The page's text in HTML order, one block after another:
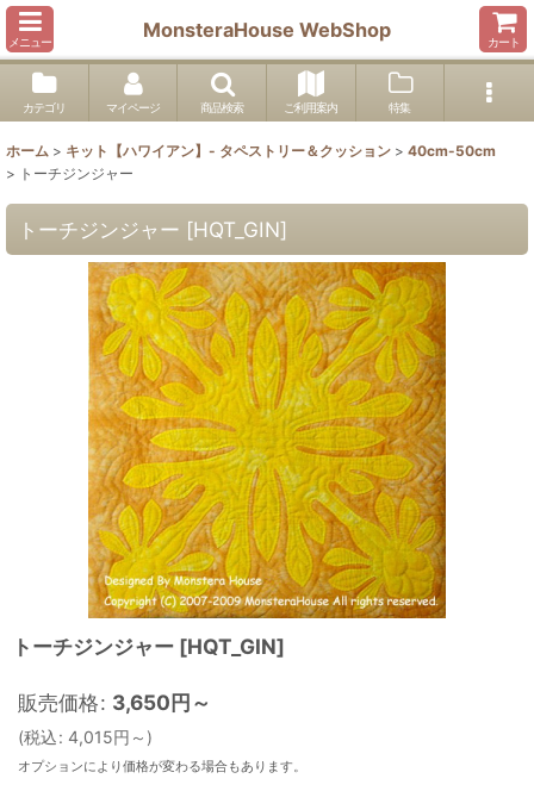
メニュー
MonsteraHouse WebShop
カート
カテゴリ マイページ 商品検索 ご利用案内 特集
ホーム > キット【ハワイアン】- タペストリー＆クッション > 40cm-50cm
> トーチジンジャー
トーチジンジャー [HQT_GIN]
トーチジンジャー [HQT_GIN]
販売価格: 3,650円～
(税込: 4,015円 ～ )
オプションにより価格が変わる場合もあります。